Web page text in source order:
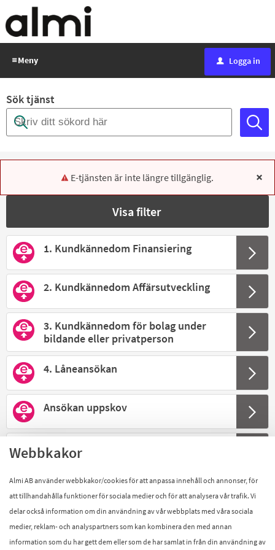
tjäntser
-
Almi
LMeny u Logga in
Sök tjänst
Webbkakor
Almi AB använder webbkakor/cookies för att anpassa innehåll och annonser, för
att tillhandahålla funktioner för sociala medier och för att analysera vår trafik. Vi
delar också information om din användning av vår webbplats med våra sociala
medier, reklam- och analyspartners som kan kombinera den med annan
information som du har gett dem eller som de har samlat in från din användning av
E-tjänsten är inte längre tillgänglig. x
Visa filter
1. Kundkännedom Finansiering
2. Kundkännedom Affärsutveckling
3. Kundkännedom för bolag under
bildande eller privatperson
4. Låneansökan
Ansökan uppskov
Autogiro
Beställning av
engagemangsspecifikation
Jag vill bli kontaktad